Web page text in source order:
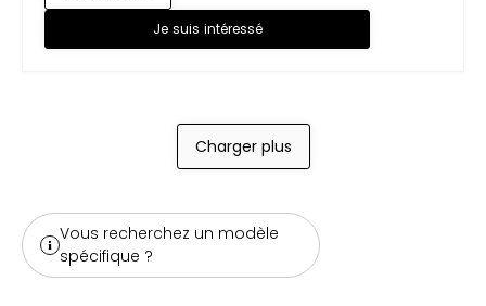
Je suis intéressé
Charger plus
Vous recherchez un modèle
spécifique ?